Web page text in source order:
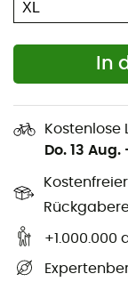
In
Kostenlose
Do. 13 Aug.
+1.000.000
Integrierter